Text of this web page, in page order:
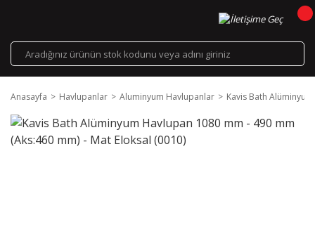
Anasayfa Havlupanlar Aluminyum Havlupanlar Kavis Bath